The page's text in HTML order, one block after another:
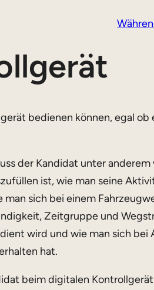
bedienen können, egal ob
der Kandidat unter
ist, wie man seine
sich bei einem
Zeitgruppe und
wird und wie man sich bei
hat.
beim digitalen